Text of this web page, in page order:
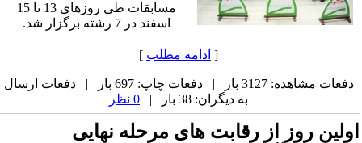
مسابقات طی روزهای 13 تا 15
اسفند در 7 رشته برگزار شد.
[ ادامه مطلب ]
دفعات مشاهده: 3127 بار | دفعات چاپ: 697 بار | دفعات ارسال
به دیگران: 38 بار |
0 نظر
اولین روز از رقابت های مرحله نهایی